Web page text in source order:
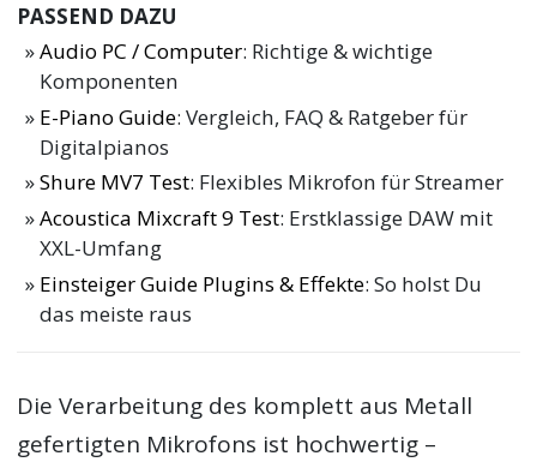
PASSEND DAZU
Audio PC / Computer: Richtige & wichtige
Komponenten
E-Piano Guide: Vergleich, FAQ & Ratgeber für
Digitalpianos
Shure MV7 Test: Flexibles Mikrofon für Streamer
Acoustica Mixcraft 9 Test: Erstklassige DAW mit
XXL-Umfang
Einsteiger Guide Plugins & Effekte: So holst Du
das meiste raus
Die Verarbeitung des komplett aus Metall
gefertigten Mikrofons ist hochwertig –